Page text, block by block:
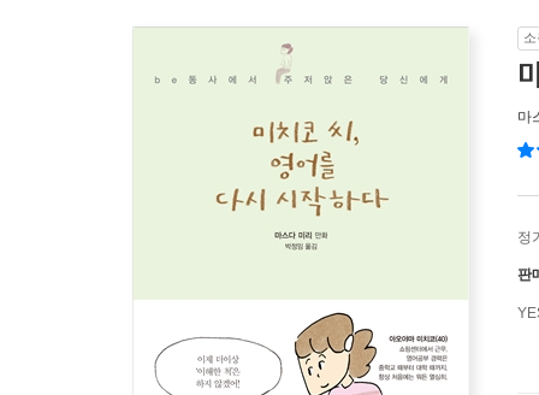
마
정
판